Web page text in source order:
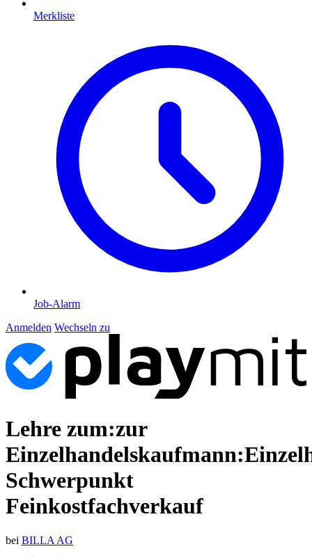
Merkliste
Job-Alarm
Anmelden Wechseln zu
Lehre zum:zur
Schwerpunkt
Feinkostfachverkauf
bei BILLA AG